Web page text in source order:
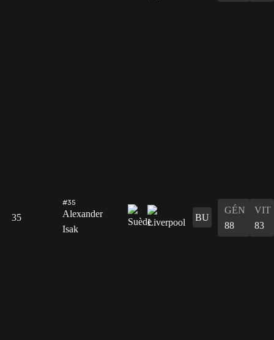
35
#35
Alexander
Isak
BU
GÉN
88
VIT
83